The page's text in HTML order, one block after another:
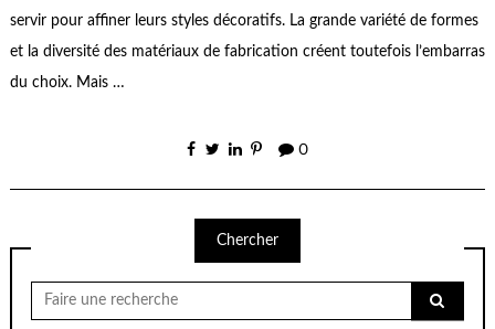
servir pour affiner leurs styles décoratifs. La grande variété de formes
et la diversité des matériaux de fabrication créent toutefois l’embarras
du choix. Mais …
0
Chercher
Chercher
pour: